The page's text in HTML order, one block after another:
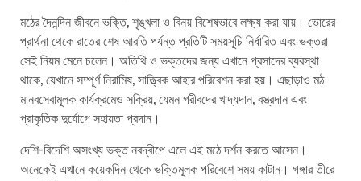
মঠের দৈনন্দিন জীবনে ভক্তি, শৃঙ্খলা ও বিনয় বিশেষভাবে লক্ষ্য করা যায়। ভোরের
প্রার্থনা থেকে রাতের শেষ আরতি পর্যন্ত প্রতিটি সময়সূচি নির্ধারিত এবং ভক্তরা
সেই নিয়ম মেনে চলেন। অতিথি ও ভক্তদের জন্য এখানে প্রসাদের ব্যবস্থা
থাকে, যেখানে সম্পূর্ণ নিরামিষ, সাত্ত্বিক আহার পরিবেশন করা হয়। এছাড়াও মঠ
মানবসেবামূলক কার্যক্রমেও সক্রিয়, যেমন গরীবদের খাদ্যদান, বস্ত্রদান এবং
প্রাকৃতিক দুর্যোগে সহায়তা প্রদান।
দেশি-বিদেশি অসংখ্য ভক্ত নবদ্বীপে এলে এই মঠে দর্শন করতে আসেন।
অনেকেই এখানে কয়েকদিন থেকে ভক্তিমূলক পরিবেশে সময় কাটান। গঙ্গার তীরে